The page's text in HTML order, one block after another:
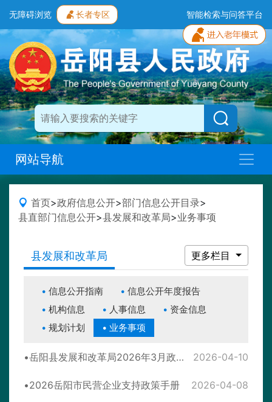
无障碍浏览 长者专区 智能检索与问答平台
网站导航
首页>政府信息公开>部门信息公开目录>
县直部门信息公开>县发展和改革局>业务事项
县发展和改革局 更多栏目
信息公开指南
信息公开年度报告
机构信息
人事信息
资金信息
规划计划
业务事项
岳阳县发展和改革局2026年3月政府项目审批信息表 2026-04-10
2026岳阳市民营企业支持政策手册 2026-04-08